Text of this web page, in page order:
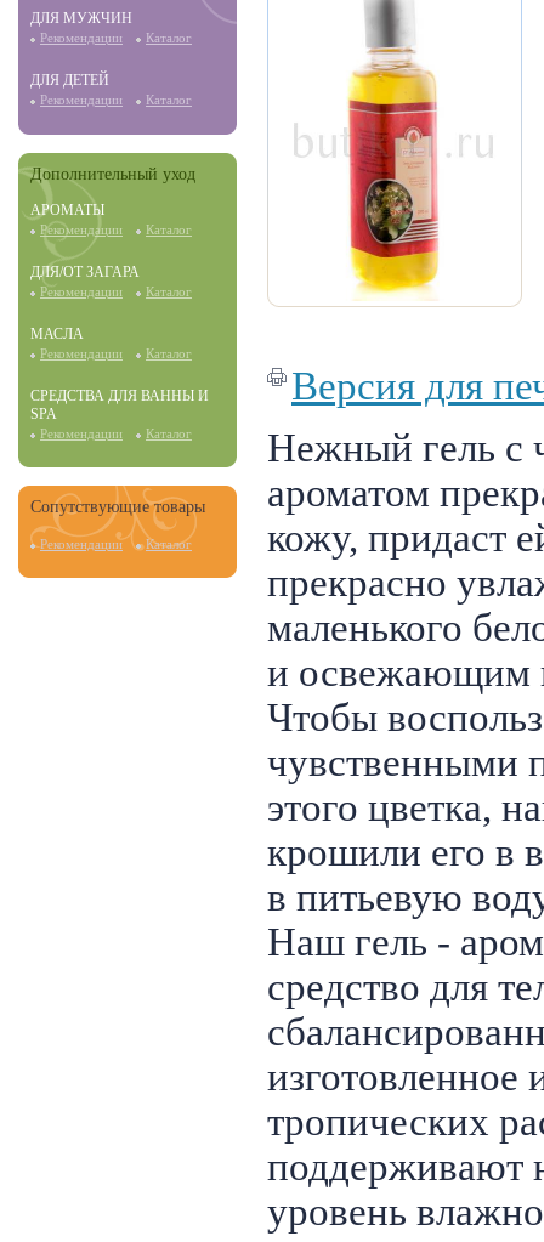
ДЛЯ МУЖЧИН
Рекомендации Каталог
ДЛЯ ДЕТЕЙ
Рекомендации Каталог
Дополнительный уход
АРОМАТЫ
Рекомендации Каталог
ДЛЯ/ОТ ЗАГАРА
Рекомендации Каталог
МАСЛА
Рекомендации Каталог
СРЕДСТВА ДЛЯ ВАННЫ И
SPA
Рекомендации Каталог
Сопутствующие товары
Рекомендации Каталог
Версия для
Нежный гель
ароматом
кожу, придаст
прекрасно
маленького
и освежающим
Чтобы
чувственными
этого цветка,
крошили его в
в питьевую
Наш гель -
средство для
изготовленное
тропических
поддерживают
уровень